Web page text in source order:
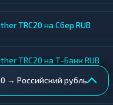
TRC20 на Сбер RUB
TRC20 на Т-Банк RUB
→ Российский рубль